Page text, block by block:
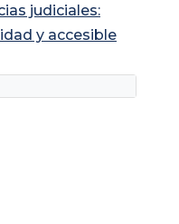
judiciales:
y accesible